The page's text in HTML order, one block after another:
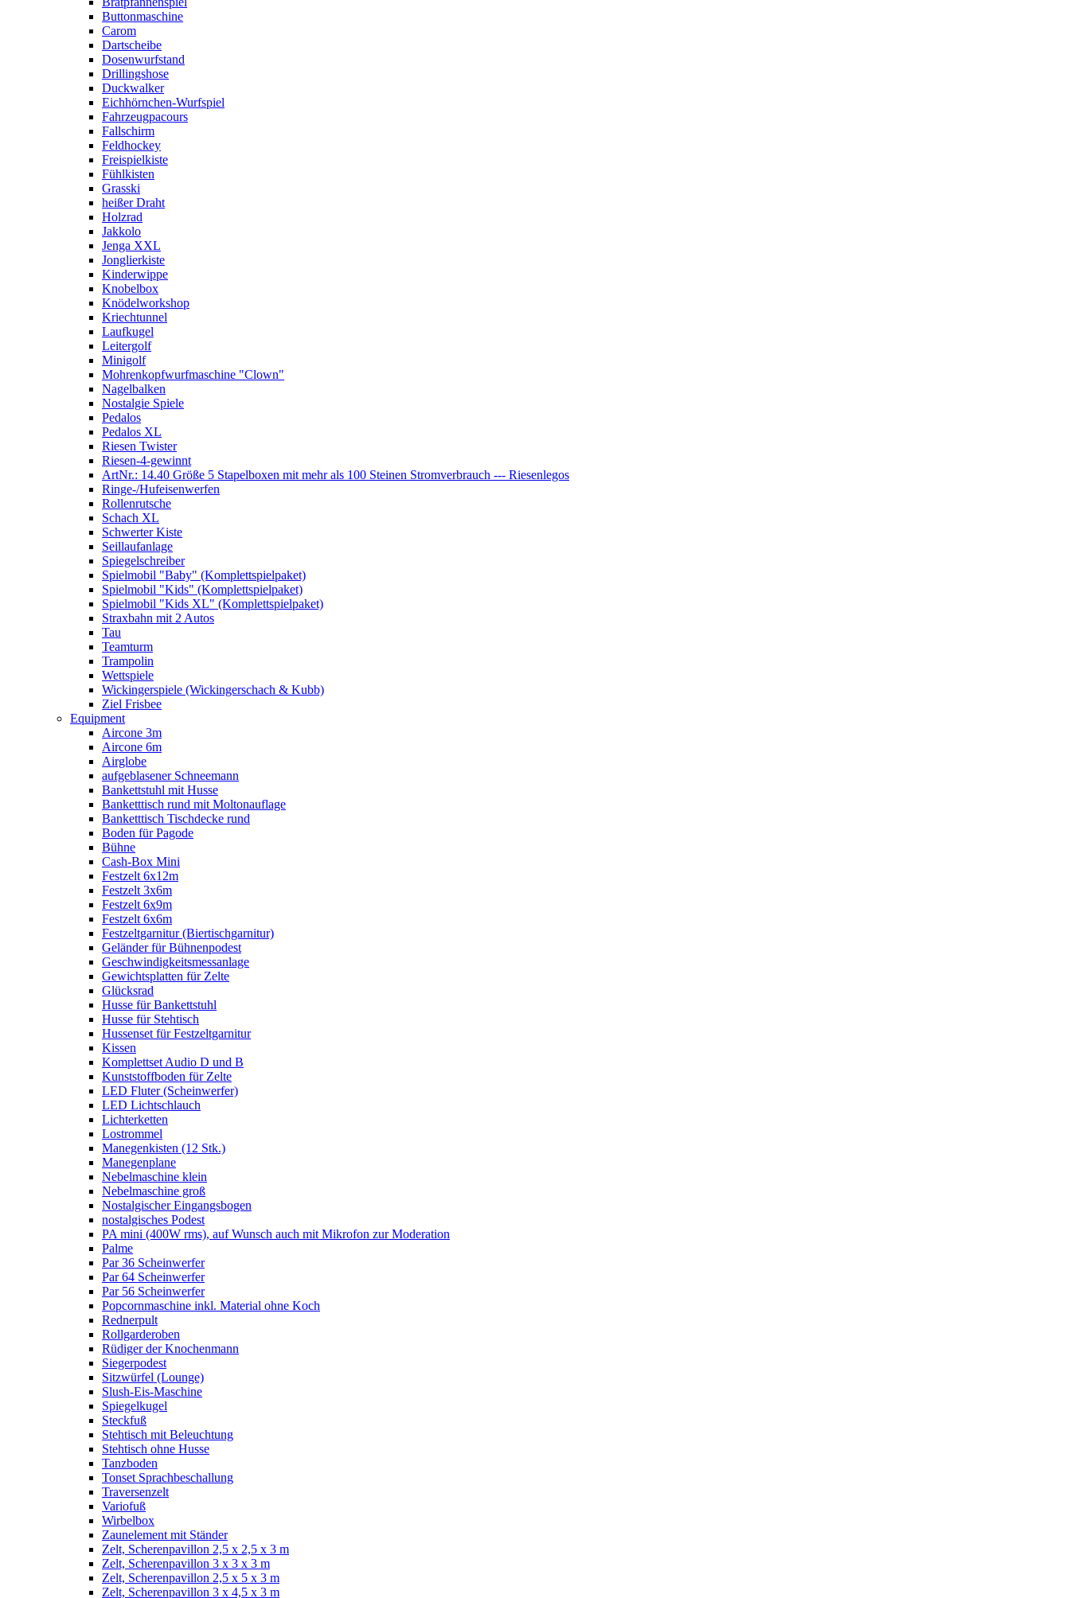
Buttonmaschine
Carom
Dartscheibe
Dosenwurfstand
Drillingshose
Duckwalker
Eichhörnchen-Wurfspiel
Fahrzeugpacours
Fallschirm
Feldhockey
Freispielkiste
Fühlkisten
Grasski
heißer Draht
Holzrad
Jakkolo
Jenga XXL
Jonglierkiste
Kinderwippe
Knobelbox
Knödelworkshop
Kriechtunnel
Laufkugel
Leitergolf
Minigolf
Mohrenkopfwurfmaschine "Clown"
Nagelbalken
Nostalgie Spiele
Pedalos
Pedalos XL
Riesen Twister
Riesen-4-gewinnt
ArtNr.: 14.40 Größe 5 Stapelboxen mit mehr als 100 Steinen Stromverbrauch --- Riesenlegos
Ringe-/Hufeisenwerfen
Rollenrutsche
Schach XL
Schwerter Kiste
Seillaufanlage
Spiegelschreiber
Spielmobil "Baby" (Komplettspielpaket)
Spielmobil "Kids" (Komplettspielpaket)
Spielmobil "Kids XL" (Komplettspielpaket)
Straxbahn mit 2 Autos
Tau
Teamturm
Trampolin
Wettspiele
Wickingerspiele (Wickingerschach & Kubb)
Ziel Frisbee
Equipment
Aircone 3m
Aircone 6m
Airglobe
aufgeblasener Schneemann
Bankettstuhl mit Husse
Banketttisch rund mit Moltonauflage
Banketttisch Tischdecke rund
Boden für Pagode
Bühne
Cash-Box Mini
Festzelt 6x12m
Festzelt 3x6m
Festzelt 6x9m
Festzelt 6x6m
Festzeltgarnitur (Biertischgarnitur)
Geländer für Bühnenpodest
Geschwindigkeitsmessanlage
Gewichtsplatten für Zelte
Glücksrad
Husse für Bankettstuhl
Husse für Stehtisch
Hussenset für Festzeltgarnitur
Kissen
Komplettset Audio D und B
Kunststoffboden für Zelte
LED Fluter (Scheinwerfer)
LED Lichtschlauch
Lichterketten
Lostrommel
Manegenkisten (12 Stk.)
Manegenplane
Nebelmaschine klein
Nebelmaschine groß
Nostalgischer Eingangsbogen
nostalgisches Podest
PA mini (400W rms), auf Wunsch auch mit Mikrofon zur Moderation
Palme
Par 36 Scheinwerfer
Par 64 Scheinwerfer
Par 56 Scheinwerfer
Popcornmaschine inkl. Material ohne Koch
Rednerpult
Rollgarderoben
Rüdiger der Knochenmann
Siegerpodest
Sitzwürfel (Lounge)
Slush-Eis-Maschine
Spiegelkugel
Steckfuß
Stehtisch mit Beleuchtung
Stehtisch ohne Husse
Tanzboden
Tonset Sprachbeschallung
Traversenzelt
Variofuß
Wirbelbox
Zaunelement mit Ständer
Zelt, Scherenpavillon 2,5 x 2,5 x 3 m
Zelt, Scherenpavillon 3 x 3 x 3 m
Zelt, Scherenpavillon 2,5 x 5 x 3 m
Zelt, Scherenpavillon 3 x 4,5 x 3 m